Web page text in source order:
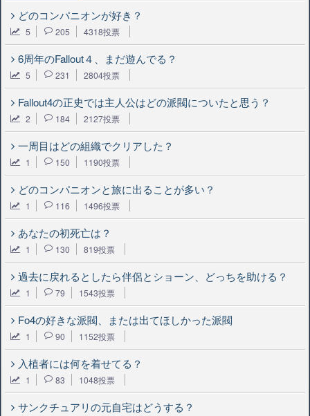
どのコンパニオンが好き？
5 205 4318投票
6周年のFallout４、まだ遊んでる？
5 231 2804投票
Fallout4の正史では主人公はどの派閥についたと思う？
2 184 2127投票
一周目はどの組織でクリアした？
1 150 1190投票
どのコンパニオンと旅に出ることが多い？
1 116 1496投票
あなたの初死亡は？
1 130 819投票
過去に戻れるとしたら伴侶とショーン、どっちを助ける？
1 79 1543投票
Fo4の好きな派閥、または出てほしかった派閥
1 90 1152投票
入植者には何を着せてる？
1 83 1048投票
サンクチュアリの元自宅はどうする？